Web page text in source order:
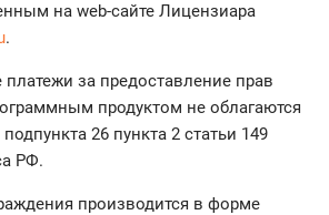
на web-сайте Лицензиара
.
за предоставление прав
продуктом не облагаются
26 пункта 2 статьи 149
РФ.
производится в форме